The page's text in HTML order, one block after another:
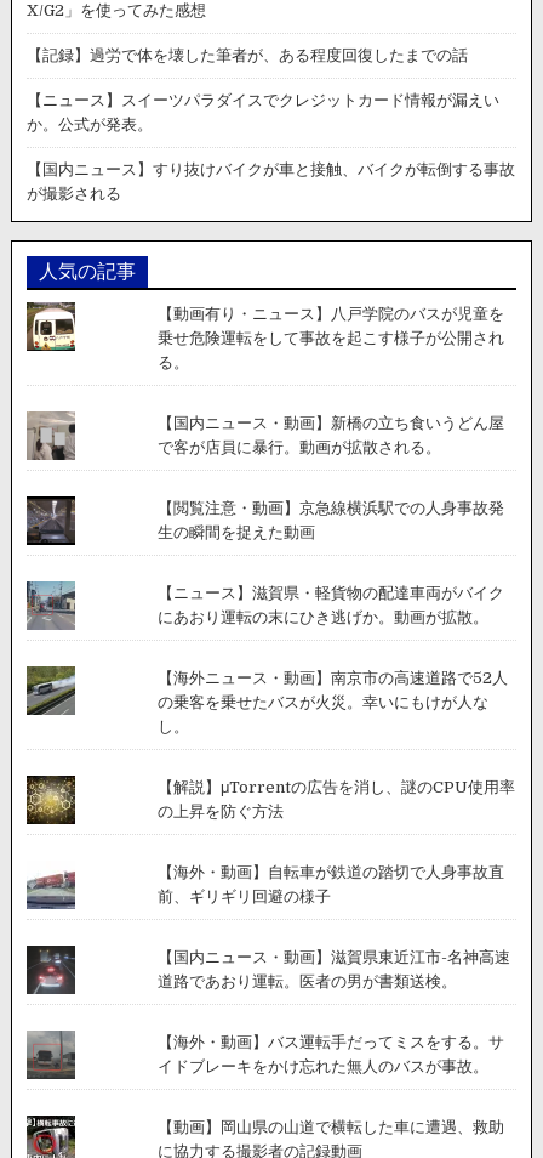
ト
フ
ァ
ウ
テ
ン
ー
入
れ
る
う
な
る？
大
失
敗
て
大
な
こ
る
画
X/G2」を使ってみた感想
【記録】過労で体を壊した筆者が、ある程度回復したまでの話
【ニュース】スイーツパラダイスでクレジットカード情報が漏えい
か。公式が発表。
【国内ニュース】すり抜けバイクが車と接触、バイクが転倒する事故
が撮影される
人気の記事
【動画有り・ニュース】八戸学院のバスが児童を
乗せ危険運転をして事故を起こす様子が公開され
る。
【国内ニュース・動画】新橋の立ち食いうどん屋
で客が店員に暴行。動画が拡散される。
【閲覧注意・動画】京急線横浜駅での人身事故発
生の瞬間を捉えた動画
【ニュース】滋賀県・軽貨物の配達車両がバイク
にあおり運転の末にひき逃げか。動画が拡散。
【海外ニュース・動画】南京市の高速道路で52人
の乗客を乗せたバスが火災。幸いにもけが人な
し。
【解説】μTorrentの広告を消し、謎のCPU使用率
の上昇を防ぐ方法
【海外・動画】自転車が鉄道の踏切で人身事故直
前、ギリギリ回避の様子
【国内ニュース・動画】滋賀県東近江市-名神高速
道路であおり運転。医者の男が書類送検。
【海外・動画】バス運転手だってミスをする。サ
イドブレーキをかけ忘れた無人のバスが事故。
【動画】岡山県の山道で横転した車に遭遇、救助
に協力する撮影者の記録動画